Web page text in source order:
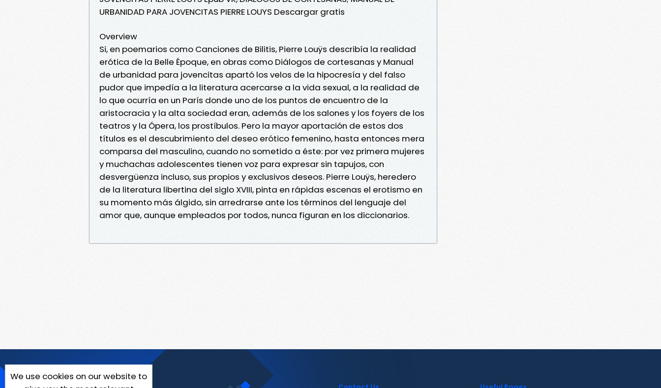
URBANIDAD PARA JOVENCITAS PIERRE LOUYS Descargar gratis
Overview
Si, en poemarios como Canciones de Bilitis, Pierre Louÿs describía la realidad
erótica de la Belle Époque, en obras como Diálogos de cortesanas y Manual
de urbanidad para jovencitas apartó los velos de la hipocresía y del falso
pudor que impedía a la literatura acercarse a la vida sexual, a la realidad de
lo que ocurría en un París donde uno de los puntos de encuentro de la
aristocracia y la alta sociedad eran, además de los salones y los foyers de los
teatros y la Ópera, los prostíbulos. Pero la mayor aportación de estos dos
títulos es el descubrimiento del deseo erótico femenino, hasta entonces mera
comparsa del masculino, cuando no sometido a éste: por vez primera mujeres
y muchachas adolescentes tienen voz para expresar sin tapujos, con
desvergüenza incluso, sus propios y exclusivos deseos. Pierre Louÿs, heredero
de la literatura libertina del siglo XVIII, pinta en rápidas escenas el erotismo en
su momento más álgido, sin arredrarse ante los términos del lenguaje del
amor que, aunque empleados por todos, nunca figuran en los diccionarios.
We use cookies on our website to